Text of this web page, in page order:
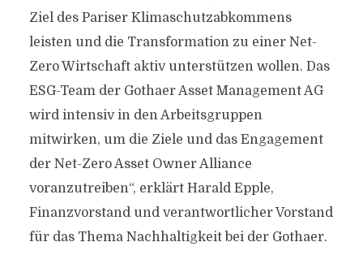
Ziel des Pariser Klimaschutzabkommens
leisten und die Transformation zu einer Net-
Zero Wirtschaft aktiv unterstützen wollen. Das
ESG-Team der Gothaer Asset Management AG
wird intensiv in den Arbeitsgruppen
mitwirken, um die Ziele und das Engagement
der Net-Zero Asset Owner Alliance
voranzutreiben“, erklärt Harald Epple,
Finanzvorstand und verantwortlicher Vorstand
für das Thema Nachhaltigkeit bei der Gothaer.